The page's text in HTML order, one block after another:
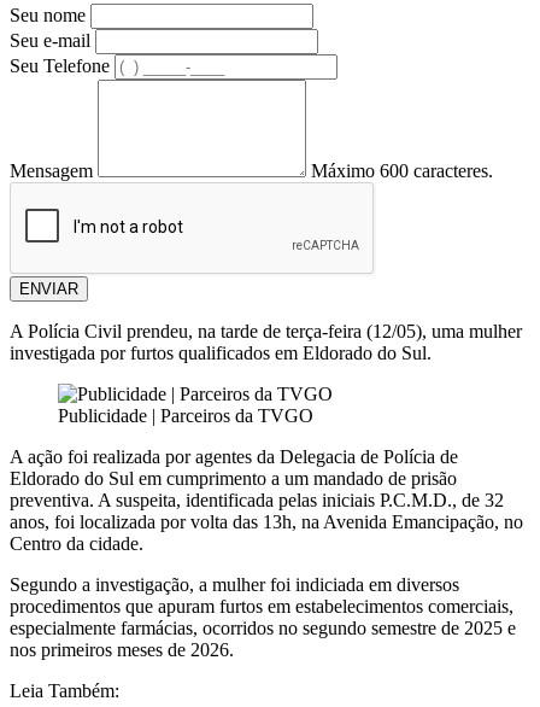
Seu nome
Seu e-mail
Seu Telefone
Mensagem Máximo 600 caracteres.
ENVIAR
A Polícia Civil prendeu, na tarde de terça-feira (12/05), uma mulher
investigada por furtos qualificados em Eldorado do Sul.
Publicidade | Parceiros da TVGO
A ação foi realizada por agentes da Delegacia de Polícia de
Eldorado do Sul em cumprimento a um mandado de prisão
preventiva. A suspeita, identificada pelas iniciais P.C.M.D., de 32
anos, foi localizada por volta das 13h, na Avenida Emancipação, no
Centro da cidade.
Segundo a investigação, a mulher foi indiciada em diversos
procedimentos que apuram furtos em estabelecimentos comerciais,
especialmente farmácias, ocorridos no segundo semestre de 2025 e
nos primeiros meses de 2026.
Leia Também: